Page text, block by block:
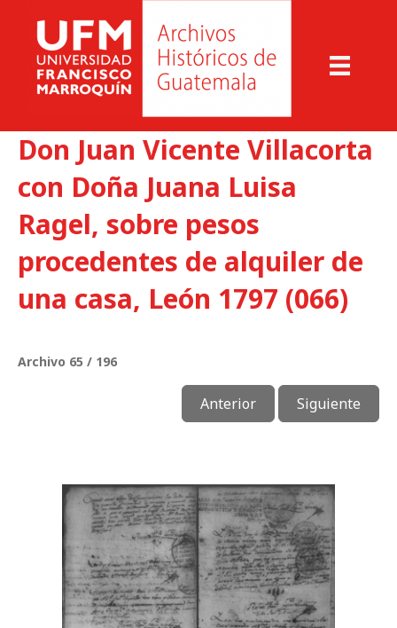
Don Juan Vicente Villacorta
con Doña Juana Luisa
Ragel, sobre pesos
procedentes de alquiler de
una casa, León 1797 (066)
Archivo 65 / 196
Anterior Siguiente